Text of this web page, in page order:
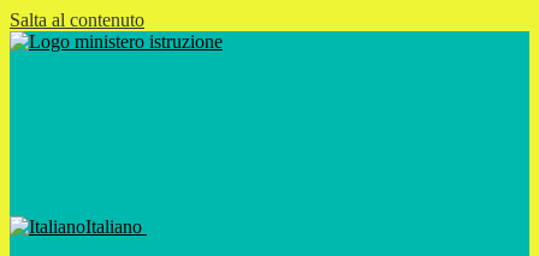
Salta al contenuto
Italiano